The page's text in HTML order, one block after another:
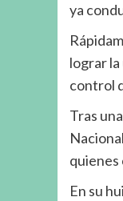
ya
lograr
control
Tras
quienes
En su